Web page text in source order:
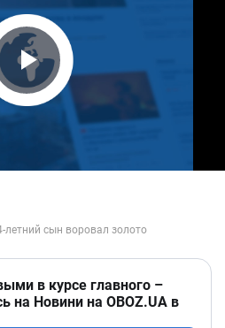
Video
в курсе главного –
на Новини на OBOZ.UA в